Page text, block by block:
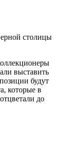
столицы
выставить
будут
которые в
до